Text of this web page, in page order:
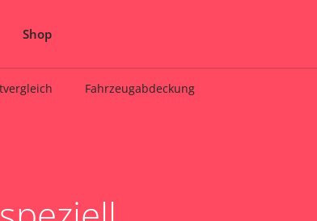
Shop
Fahrzeugabdeckung